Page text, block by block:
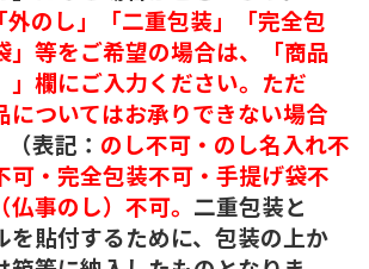
外のし」「二重包装」「完全包
」等をご希望の場合は、「商品
」欄にご入力ください。ただ
についてはお承りできない場合
（表記： のし不可・のし名入れ不
可・完全包装不可・手提げ袋不
事のし）不可。 二重包装と
を貼付するために、包装の上か